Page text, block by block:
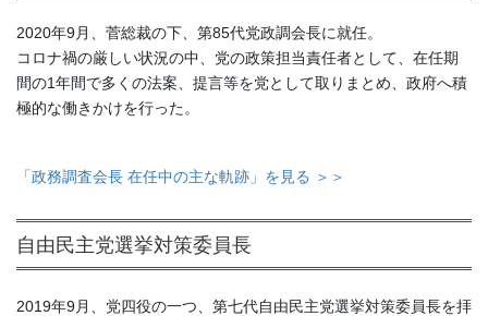
2020年9月、菅総裁の下、第85代党政調会長に就任。
コロナ禍の厳しい状況の中、党の政策担当責任者として、在任期
間の1年間で多くの法案、提言等を党として取りまとめ、政府へ積
極的な働きかけを行った。
「政務調査会長 在任中の主な軌跡」を見る ＞＞
自由民主党選挙対策委員⾧
2019年9月、党四役の一つ、第七代自由民主党選挙対策委員長を拝